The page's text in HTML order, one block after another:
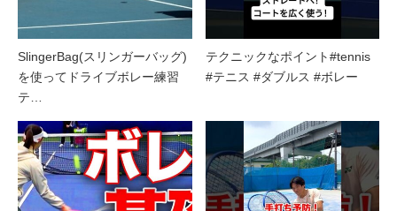
SlingerBag(スリンガーバッグ)
を使ってドライブボレー練習
テ…
テクニックなポイント#tennis
#テニス #ダブルス #ボレー